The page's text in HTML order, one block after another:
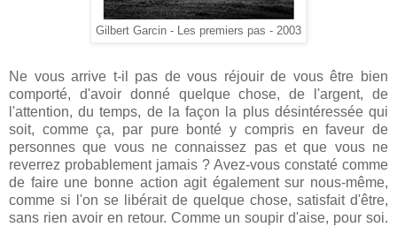
Gilbert Garcin - Les premiers pas - 2003
Ne vous arrive t-il pas de vous réjouir de vous être bien
comporté, d'avoir donné quelque chose, de l'argent, de
l'attention, du temps, de la façon la plus désintéressée qui
soit, comme ça, par pure bonté y compris en faveur de
personnes que vous ne connaissez pas et que vous ne
reverrez probablement jamais ? Avez-vous constaté comme
de faire une bonne action agit également sur nous-même,
comme si l'on se libérait de quelque chose, satisfait d'être,
sans rien avoir en retour. Comme un soupir d'aise, pour soi.